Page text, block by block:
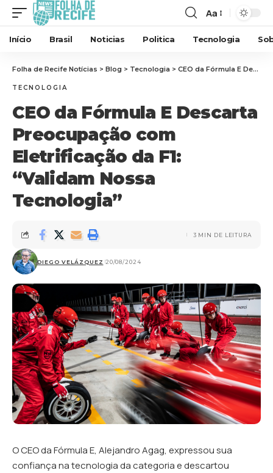
Aa
Início Brasil Noticias Politica Tecnologia
Folha de Recife Notícias > Blog > Tecnologia > CEO da Fórmula E Descarta Preocupação com Eletrificação da F1: “Validam Nossa Tecnologia”
TECNOLOGIA
CEO da Fórmula E Descarta
Preocupação com
Eletrificação da F1:
“Validam Nossa
Tecnologia”
DIEGO VELÁZQUEZ 20/08/2024
3 MIN DE LEITURA
O CEO da Fórmula E, Alejandro Agag, expressou sua
confiança na tecnologia da categoria e descartou